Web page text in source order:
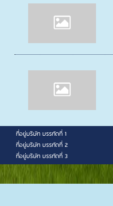
ที่อยู่บริษัท บรรทัดที่ 1
ที่อยู่บริษัท บรรทัดที่ 2
ที่อยู่บริษัท บรรทัดที่ 3